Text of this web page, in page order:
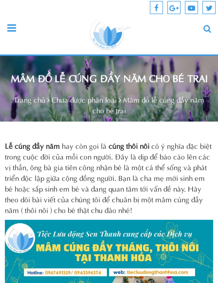
MÂM ĐỒ LỄ CÚNG ĐẦY NĂM CHO BÉ TRAI
Trang chủ Chưa được phân loại Mâm đồ lễ cúng đầy năm
cho bé trai
Lễ cúng đầy năm hay còn gọi là cúng thôi nôicó ý nghĩa đặc biệt
trong cuộc đời của mỗi con người. Đây là dịp để báo cáo lên các
vị thần, ông bà gia tiên công nhận bé là một cá thể sống và phát
triển độc lập giữa cộng đồng người. Bạn là cha mẹ mới sinh em
bé hoặc sắp sinh em bé và đang quan tâm tới vấn đề này. Hãy
theo dõi bài viết của chúng tôi để chuân bị một mâm cúng đầy
năm ( thôi nôi ) cho bé thật chu đáo nhé!